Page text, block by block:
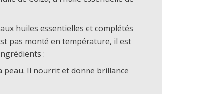
huiles essentielles et complétés
pas monté en température, il est
:
peau. Il nourrit et donne brillance